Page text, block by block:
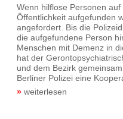
Wenn hilflose Personen
Öffentlichkeit aufgefunden
angefordert. Bis die
die aufgefundene Person
Menschen mit Demenz in
hat der
und dem Bezirk
Berliner Polizei eine
weiterlesen